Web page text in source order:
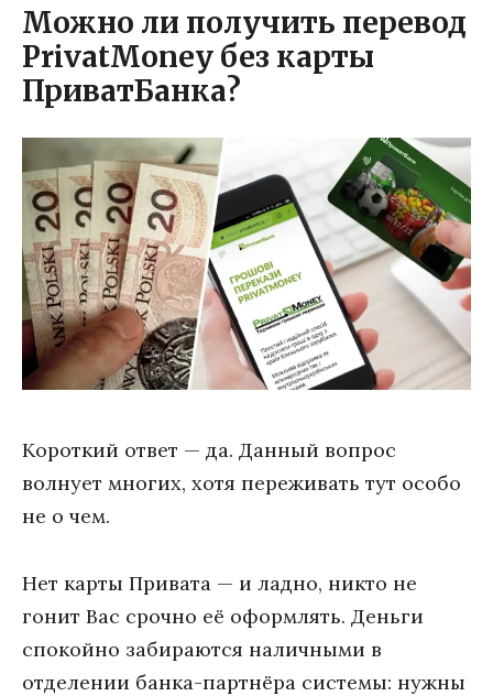
Можно ли получить перевод
PrivatMoney без карты
ПриватБанка?
Короткий ответ — да. Данный вопрос
волнует многих, хотя переживать тут особо
не о чем.
Нет карты Привата — и ладно, никто не
гонит Вас срочно её оформлять. Деньги
спокойно забираются наличными в
отделении банка-партнёра системы: нужны